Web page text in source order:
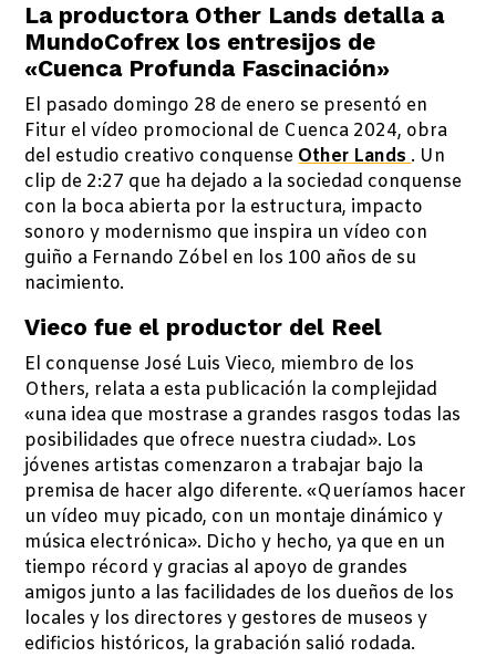
La productora Other Lands detalla a
MundoCofrex los entresijos de
«Cuenca Profunda Fascinación»
El pasado domingo 28 de enero se presentó en
Fitur el vídeo promocional de Cuenca 2024, obra
del estudio creativo conquense Other Lands . Un
clip de 2:27 que ha dejado a la sociedad conquense
con la boca abierta por la estructura, impacto
sonoro y modernismo que inspira un vídeo con
guiño a Fernando Zóbel en los 100 años de su
nacimiento.
Vieco fue el productor del Reel
El conquense José Luis Vieco, miembro de los
Others, relata a esta publicación la complejidad
«una idea que mostrase a grandes rasgos todas las
posibilidades que ofrece nuestra ciudad». Los
jóvenes artistas comenzaron a trabajar bajo la
premisa de hacer algo diferente. «Queríamos hacer
un vídeo muy picado, con un montaje dinámico y
música electrónica». Dicho y hecho, ya que en un
tiempo récord y gracias al apoyo de grandes
amigos junto a las facilidades de los dueños de los
locales y los directores y gestores de museos y
edificios históricos, la grabación salió rodada.